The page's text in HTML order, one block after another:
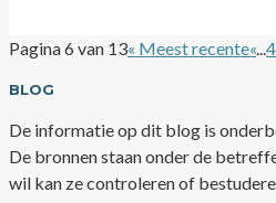
Pagina 6 van 13« Meest recente«...4
BLOG
De informatie op dit blog is
De bronnen staan onder de
wil kan ze controleren of